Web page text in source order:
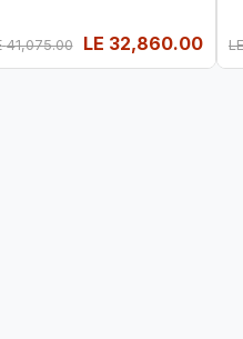
32,860.00
41,075.00
LE